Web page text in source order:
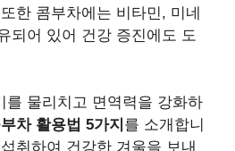
한 콤부차에는 비타민, 미네
되어 있어 건강 증진에도 도
를 물리치고 면역력을 강화하
차 활용법 5가지 를 소개합니
취하여 건강한 겨울을 보내